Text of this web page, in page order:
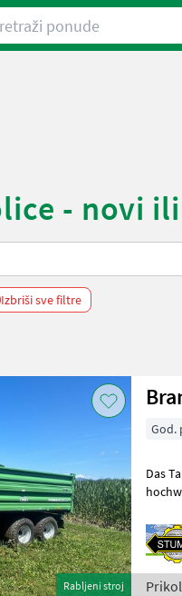
ponude
- novi
Izbriši sve filtre
Rabljeni stroj
God.
Das
hochwertiger